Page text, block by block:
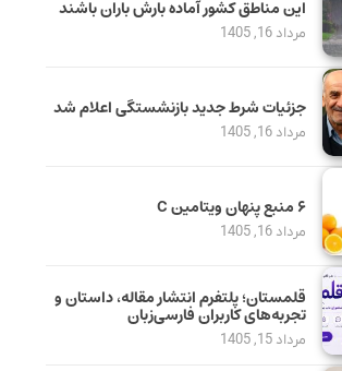
این مناطق کشور آماده بارش باران باشند
مرداد 16, 1405
جزئیات شرط جدید بازنشستگی اعلام شد
مرداد 16, 1405
۶ منبع پنهان ویتامین C
مرداد 16, 1405
قلمستان؛ پلتفرم انتشار مقاله، داستان و
تجربه‌های کاربران فارسی‌زبان
مرداد 15, 1405